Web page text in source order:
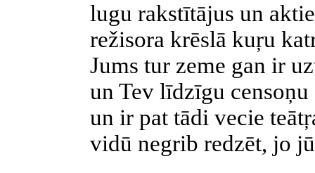
lugu rakstītājus un
režisora krēslā kuŗu
Jums tur zeme gan ir
un Tev līdzīgu
un ir pat tādi vecie
vidū negrib redzēt, jo